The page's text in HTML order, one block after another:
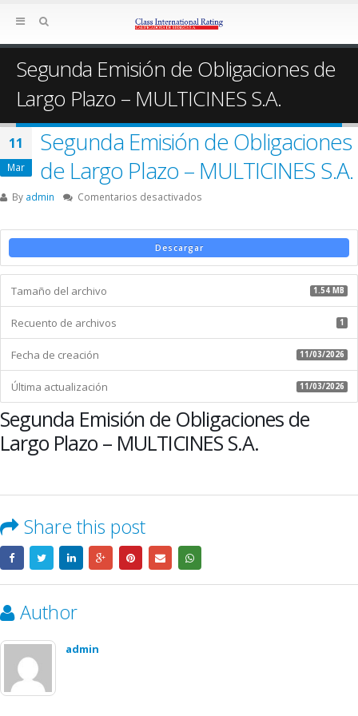
Segunda Emisión de Obligaciones de
Largo Plazo – MULTICINES S.A.
11
Mar
Segunda Emisión de Obligaciones
de Largo Plazo – MULTICINES S.A.
By admin Comentarios desactivados
Emisión
de
Obligaciones
de
Plazo
MULTICINES
Descargar
Tamaño del archivo 1.54 MB
Recuento de archivos 1
Fecha de creación 11/03/2026
Última actualización 11/03/2026
Segunda Emisión de Obligaciones de
Largo Plazo – MULTICINES S.A.
Share this post
Author
admin